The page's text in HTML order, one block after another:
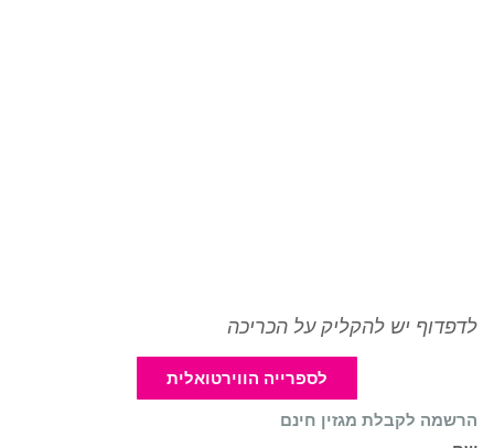
לדפדוף יש להקליק על הכריכה
לספרייה הווירטואלית
הרשמה לקבלת מגזין חינם